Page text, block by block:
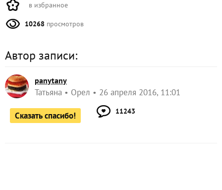
в избранное
10268 просмотров
Автор записи:
panytany
Татьяна Орел 26 апреля 2016, 11:01
Сказать спасибо! 11243